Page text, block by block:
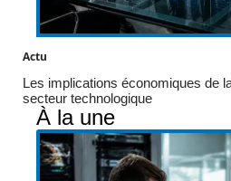
Actu
Les implications économiques de
secteur technologique
À la une